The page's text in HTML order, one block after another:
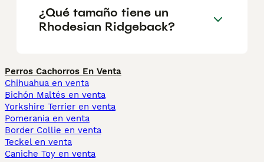
¿Qué tamaño tiene un
Rhodesian Ridgeback?
Perros Cachorros En Venta
Chihuahua en venta
Bichón Maltés en venta
Yorkshire Terrier en venta
Pomerania en venta
Border Collie en venta
Teckel en venta
Caniche Toy en venta